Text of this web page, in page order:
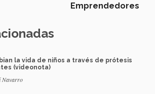
Emprendedores
la vida de niños a través de prótesis
(videonota)
Navarro